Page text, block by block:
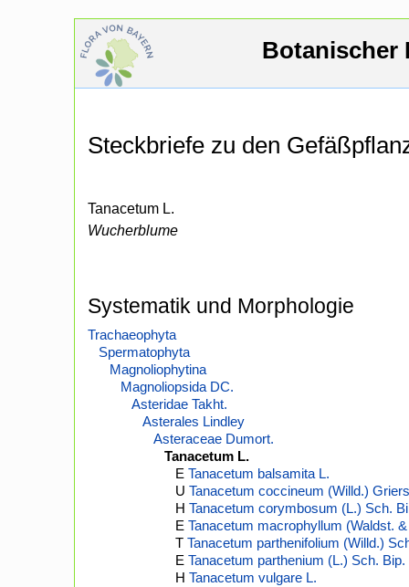
Botanischer
Steckbriefe zu den
Tanacetum L.
Wucherblume
Systematik und Morphologie
Trachaeophyta
Spermatophyta
Magnoliophytina
Magnoliopsida DC.
Asteridae Takht.
Asterales Lindley
Asteraceae Dumort.
Tanacetum L.
E Tanacetum balsamita L.
U Tanacetum coccineum (Willd.)
H Tanacetum corymbosum (L.) Sch.
E Tanacetum macrophyllum (Waldst.
T Tanacetum parthenifolium (Willd.)
E Tanacetum parthenium (L.) Sch. Bip.
H Tanacetum vulgare L.